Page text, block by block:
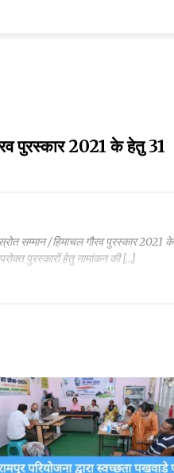
पुरस्कार 2021 के हेतु 31
सम्मान /हिमाचल गौरव पुरस्कार 2021 के
पुरस्कारों हेतु नामांकन की […]